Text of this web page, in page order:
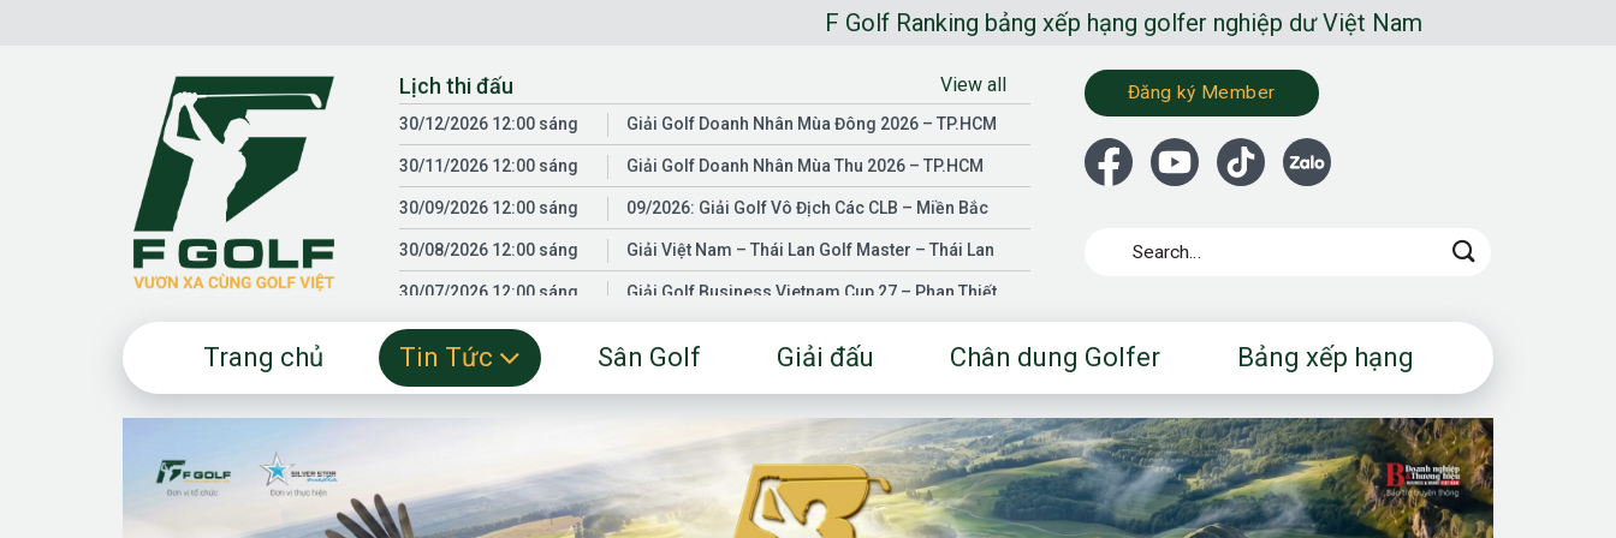
F Golf Ranking bảng xếp hạng golfer nghiệp dư Việt Nam
Lịch thi đấu View all
30/12/2026 12:00 sáng Giải Golf Doanh Nhân Mùa Đông 2026 – TP.HCM
30/11/2026 12:00 sáng Giải Golf Doanh Nhân Mùa Thu 2026 – TP.HCM
30/09/2026 12:00 sáng 09/2026: Giải Golf Vô Địch Các CLB – Miền Bắc
30/08/2026 12:00 sáng Giải Việt Nam – Thái Lan Golf Master – Thái Lan
30/07/2026 12:00 sáng Giải Golf Business Vietnam Cup 27 – Phan Thiết
30/06/2026 12:00 sáng
30/05/2026 12:00 sáng
30/01/2026 12:00 sáng
Fgolf Open Championship – Tây Ninh
18/04/2025 12:00 sáng Golf Business Vietnam Cup 25
Đăng ký Member
Trang chủ Tin Tức Sân Golf Giải đấu Chân dung Golfer Bảng xếp hạng